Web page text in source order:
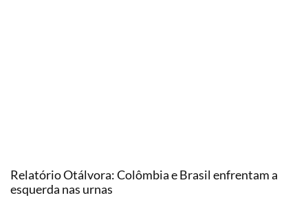
Relatório Otálvora: Colômbia e Brasil enfrentam a
esquerda nas urnas